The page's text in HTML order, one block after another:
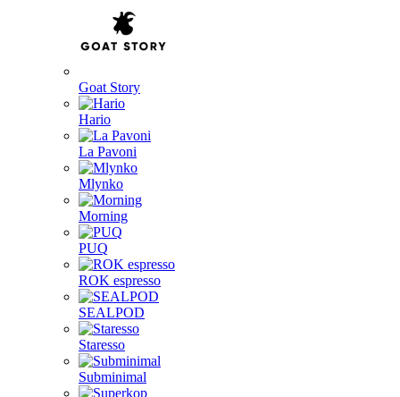
Goat Story
Hario
La Pavoni
Mlynko
Morning
PUQ
ROK espresso
SEALPOD
Staresso
Subminimal